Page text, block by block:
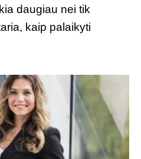
daugiau nei tik
kaip palaikyti